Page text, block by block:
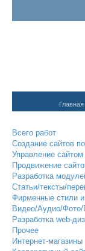
Главная
Всего работ
Создание сайтов
Управление
Продвижение
Разработка
Статьи/тексты/
Фирменные стили
Видео/Аудио/Фото/
Разработка web-
Прочее
Интернет-магазины